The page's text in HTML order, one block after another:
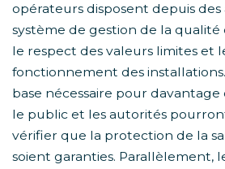
opérateurs disposent depuis des
système de gestion de la qualité
le respect des valeurs limites et
fonctionnement des
base nécessaire pour
le public et les autorités
vérifier que la protection de la
soient garanties. Parallèlement,